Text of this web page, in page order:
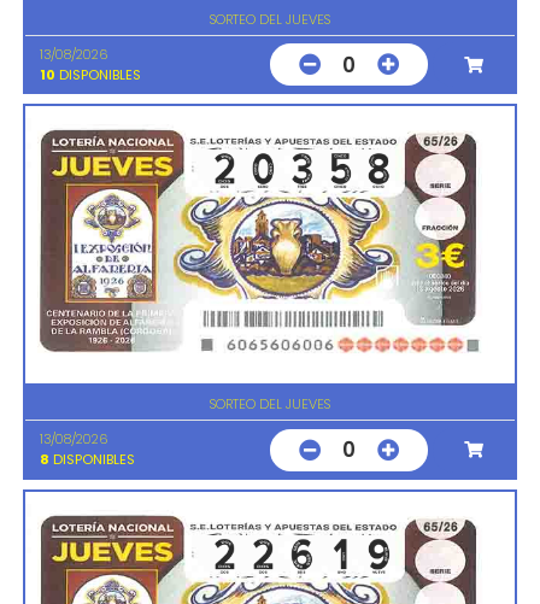
SORTEO DEL JUEVES
13/08/2026
10 DISPONIBLES 0
SORTEO DEL JUEVES
13/08/2026
8 DISPONIBLES 0